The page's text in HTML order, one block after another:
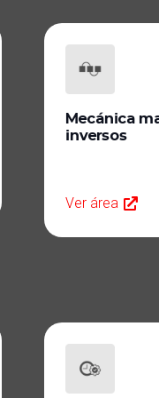
Mecánica
inversos
Ver área